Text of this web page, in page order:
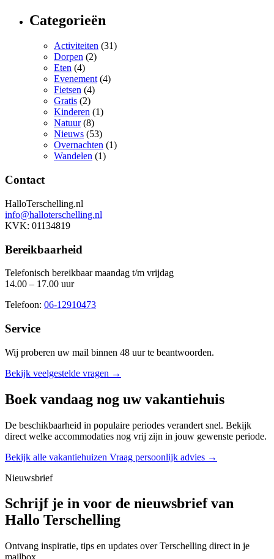
Categorieën
Activiteiten (31)
Dorpen (2)
Eten (4)
Evenement(4)
Fietsen (4)
Gratis (2)
Kinderen (1)
Natuur(8)
Nieuws (53)
Overnachten (1)
Wandelen (1)
Contact
HalloTerschelling.nl
info@halloterschelling.nl
KVK: 01134819
Bereikbaarheid
Telefonisch bereikbaar maandag t/m vrijdag
14.00 – 17.00 uur
Telefoon: 06-12910473
Service
Wij proberen uw mail binnen 48 uurte beantwoorden.
Bekijk veelgestelde vragen →
Boek vandaag nog uw vakantiehuis
De beschikbaarheid in populaire periodes verandert snel. Bekijk
direct welke accommodaties nog vrij zijn in jouw gewenste periode.
Bekijk alle vakantiehuizen Vraag persoonlijk advies →
Nieuwsbrief
Schrijf je in voor de nieuwsbrief van
Hallo Terschelling
Ontvang inspiratie, tips en updates over Terschelling direct in je